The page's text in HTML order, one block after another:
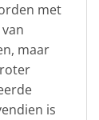
met
maar
is